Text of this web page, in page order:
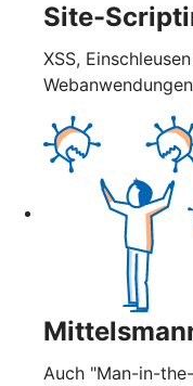
Site-
XSS,
Webanwendungen
Auch "Man-in-